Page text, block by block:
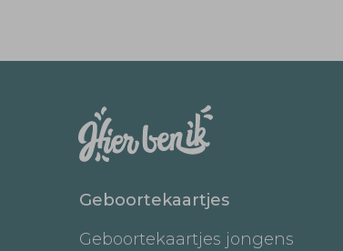
Geboortekaartjes
Geboortekaartjes jongens